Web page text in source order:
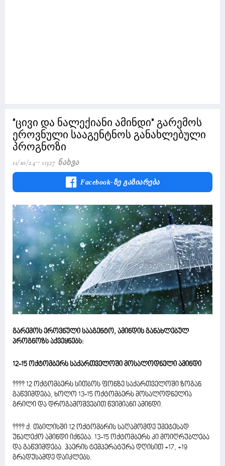
"ცივი და ნალექიანი ამინდი" გარემოს
ეროვნული სააგენტნოს განახლებული
პროგნოზი
11/10/24 11327 Ნახვა
Facebook-Ზე Გაზიარება
გარემოს ეროვნული სააგენტო, ამინდის განახლებულ
პროგნოზს აქვეყნებს:
12-15 ოქტომბერს საქართველოში მოსალოდნელი ამინდი
???? 12 ოქტომბერს სითბოს ფონზე საქართველოში ზოგან
გაწვიმდება, ხოლო 13-15 ოქტომბერს მოსალოდნელია
გრილი და დროგამოშვებით წვიმიანი ამინდი.
???? ქ. თბილისში 12 ოქტომბრის საღამომდე უმეტესად
უნალექო ამინდი იქნება. 13-15 ოქტომბერს კი მოიღრუბლება
და გაწვიმდება. ჰაერის ტემპერატურა დღისით +17, +19
გრადუსამდე დაიკლებს.